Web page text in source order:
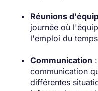
Réunions
journée où
l'emploi du
Communication
communication
différentes